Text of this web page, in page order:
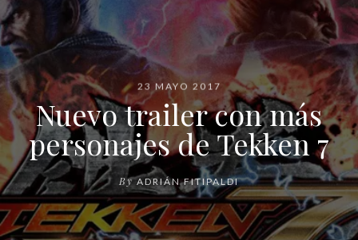
23 MAYO 2017
Nuevo trailer con más
personajes de Tekken 7
By ADRIÁN FITIPALDI